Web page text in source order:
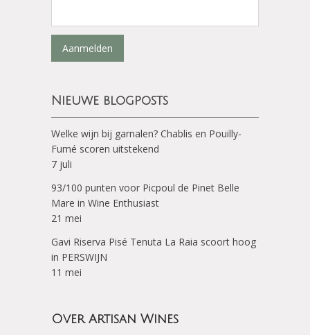
Aanmelden
Nieuwe blogposts
Welke wijn bij garnalen? Chablis en Pouilly-
Fumé scoren uitstekend
7 juli
93/100 punten voor Picpoul de Pinet Belle
Mare in Wine Enthusiast
21 mei
Gavi Riserva Pisé Tenuta La Raia scoort hoog
in PERSWIJN
11 mei
Over Artisan Wines